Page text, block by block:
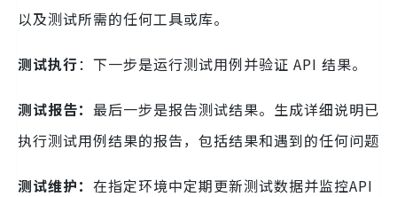
以及测试所需的任何工具或库。
测试执行：下一步是运行测试用例并验证 API 结果。
测试报告： 最后一步是报告测试结果。生成详细说明已
执行测试用例结果的报告，包括结果和遇到的任何问题
测试维护： 在指定环境中定期更新测试数据并监控API